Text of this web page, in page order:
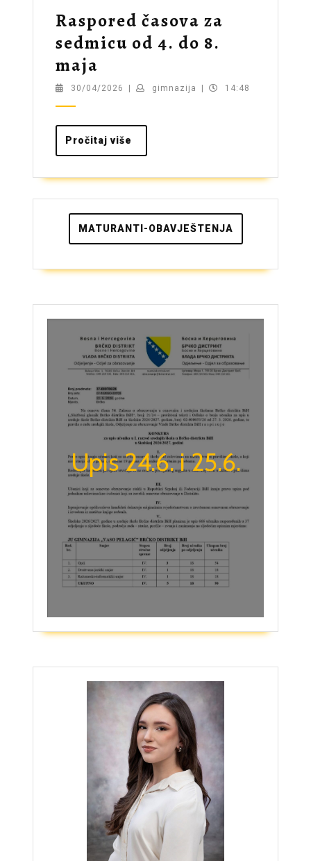
Raspored časova za
sedmicu od 4. do 8.
maja
časova
sedmicu
od
4.
do
8.
maja
30/04/2026 30/04/2026
| gimnazija gimnazija
| 14:48
Pročitaj više
više
MATURANTI-OBAVJEŠTENJA
Upis 24.6. i 25.6.